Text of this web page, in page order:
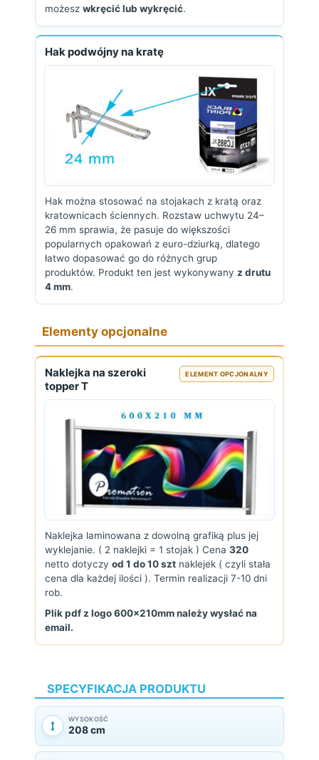
możesz wkręcić lub wykręcić.
Hak podwójny na kratę
Hak można stosować na stojakach z kratą oraz
kratownicach ściennych. Rozstaw uchwytu 24–
26 mm sprawia, że pasuje do większości
popularnych opakowań z euro-dziurką, dlatego
łatwo dopasować go do różnych grup
produktów. Produkt ten jest wykonywany z drutu
4 mm.
Elementy opcjonalne
Naklejka na szeroki
topper T
ELEMENT OPCJONALNY
Naklejka laminowana z dowolną grafiką plus jej
wyklejanie. ( 2 naklejki = 1 stojak ) Cena 320
netto dotyczy od 1 do 10 szt naklejek ( czyli stała
cena dla każdej ilości ). Termin realizacji 7-10 dni
rob.
Plik pdf z logo 600x210mm należy wysłać na
email.
SPECYFIKACJA PRODUKTU
WYSOKOŚĆ
208 cm